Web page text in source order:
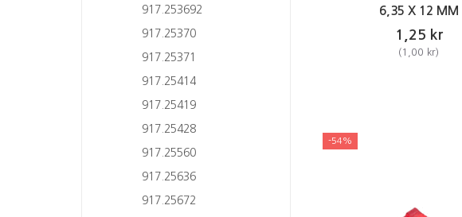
917.253692
917.25370
917.25371
917.25414
917.25419
917.25428
917.25560
917.25636
917.25672
6,35 X 12 MM
1,25 kr
(1,00 kr)
-54%